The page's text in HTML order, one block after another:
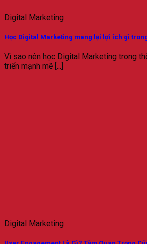
Digital Marketing
Học Digital Marketing mang lại lợi ích gì
Vì sao nên học Digital Marketing trong
triển mạnh mẽ [...]
Digital Marketing